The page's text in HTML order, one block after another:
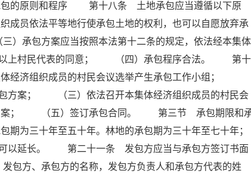
的原则和程序 第十八条 土地承包应当遵循以下原
员依法平等地行使承包土地的权利，也可以自愿放弃承
包方案应当按照本法第十二条的规定，依法经本集体
二以上村民代表的同意； （四）承包程序合法。 第十
济组织成员的村民会议选举产生承包工作小组；
包方案； （三）依法召开本集体经济组织成员的村民会
案； （五）签订承包合同。 第三节 承包期限和
三十年至五十年。林地的承包期为三十年至七十年；
可以延长。 第二十一条 发包方应当与承包方签订书面
、承包方的名称，发包方负责人和承包方代表的姓